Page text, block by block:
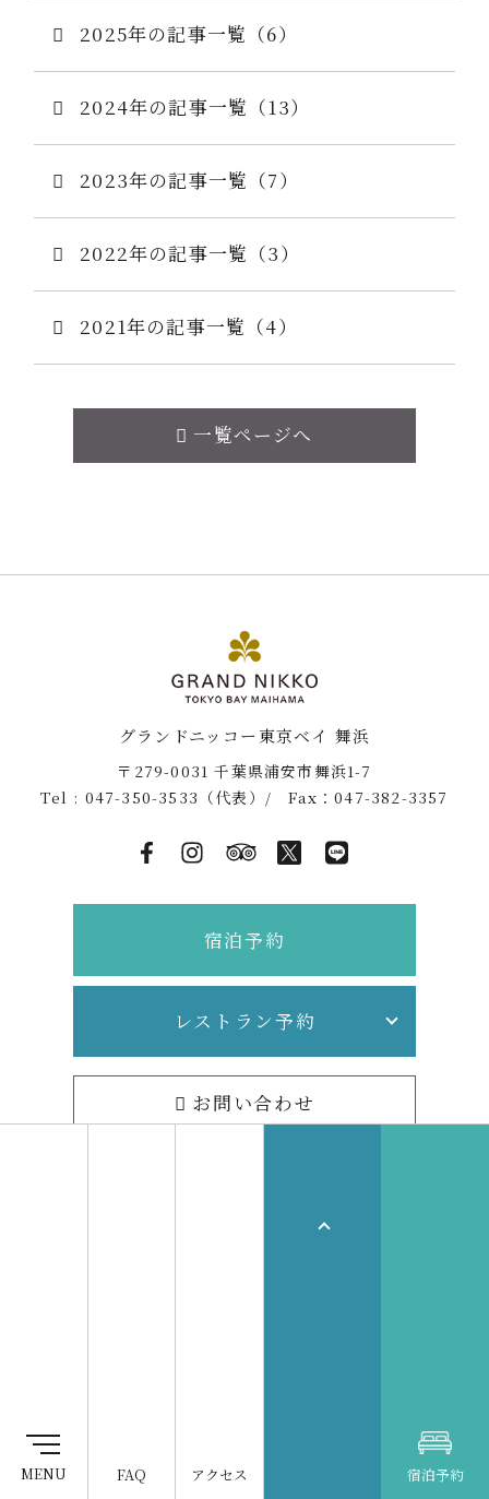
2025年の記事一覧（6）
2024年の記事一覧（13）
2023年の記事一覧（7）
2022年の記事一覧（3）
2021年の記事一覧（4）
一覧ページへ
グランドニッコー東京ベイ 舞浜
〒279-0031 千葉県浦安市舞浜1-7
Tel : 047-350-3533 （代表）/ Fax：047-382-3357
宿泊予約
レストラン予約
お問い合わせ
オークラニッコーホテルズ
予約センター
FAQ アクセス 宿泊予約